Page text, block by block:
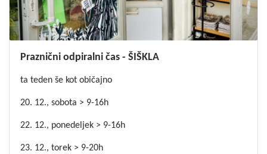
Praznični odpiralni čas - ŠIŠKLA
ta teden še kot običajno
20. 12., sobota > 9-16h
22. 12., ponedeljek > 9-16h
23. 12., torek > 9-20h